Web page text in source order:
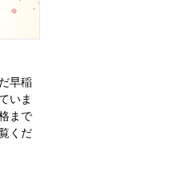
早稲
いま
まで
くだ